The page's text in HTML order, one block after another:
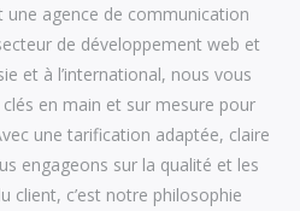
une agence de communication
de développement web et
et à l’international, nous vous
en main et sur mesure pour
une tarification adaptée, claire
engageons sur la qualité et les
client, c’est notre philosophie